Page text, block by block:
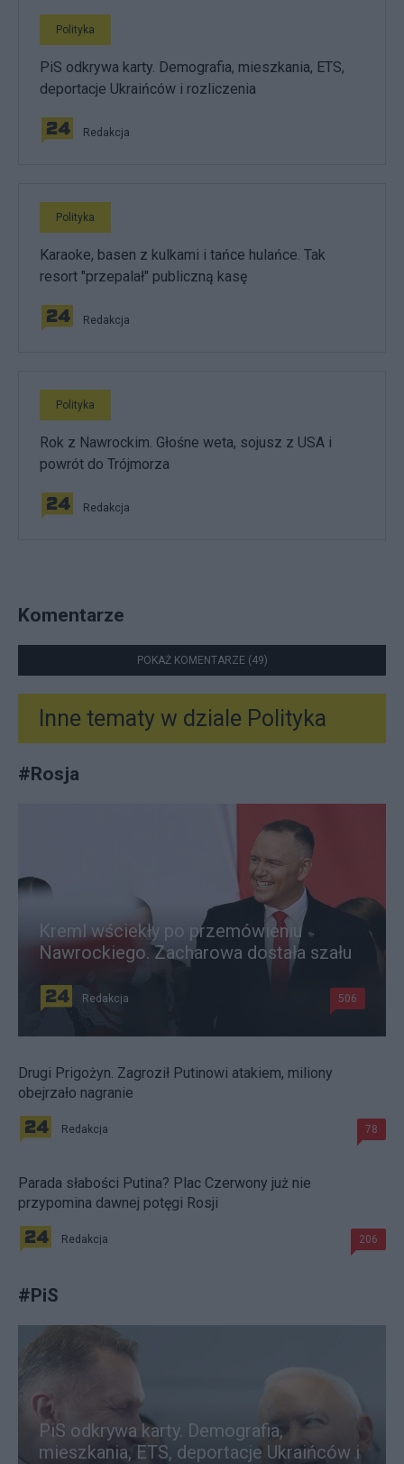
Polityka
PiS odkrywa karty. Demografia, mieszkania, ETS,
deportacje Ukraińców i rozliczenia
Redakcja
Polityka
Karaoke, basen z kulkami i tańce hulańce. Tak
resort "przepalał" publiczną kasę
Redakcja
Polityka
Rok z Nawrockim. Głośne weta, sojusz z USA i
powrót do Trójmorza
Redakcja
Komentarze
POKAŻ KOMENTARZE (49)
Inne tematy w dziale Polityka
#Rosja
Kreml wściekły po przemówieniu
Nawrockiego. Zacharowa dostała szału
Redakcja 506
Drugi Prigożyn. Zagroził Putinowi atakiem, miliony
obejrzało nagranie
Redakcja 78
Parada słabości Putina? Plac Czerwony już nie
przypomina dawnej potęgi Rosji
Redakcja 206
#PiS
PiS odkrywa karty. Demografia,
mieszkania, ETS, deportacje Ukraińców i